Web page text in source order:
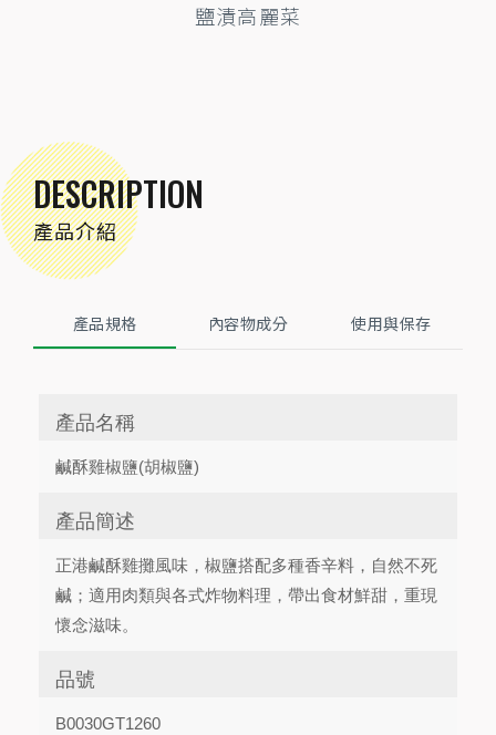
鹽漬高麗菜
DESCRIPTION
產品介紹
產品規格 內容物成分 使用與保存
產品名稱
鹹酥雞椒鹽(胡椒鹽)
產品簡述
正港鹹酥雞攤風味，椒鹽搭配多種香辛料，自然不死
鹹；適用肉類與各式炸物料理，帶出食材鮮甜，重現
懷念滋味。
品號
B0030GT1260